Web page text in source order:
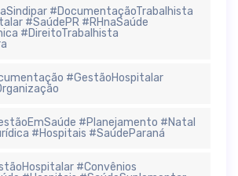
#DocumentaçãoTrabalhista
#SaúdePR #RHnaSaúde
#DireitoTrabalhista
#GestãoHospitalar
#Planejamento #Natal
#Hospitais #SaúdeParaná
#Convênios